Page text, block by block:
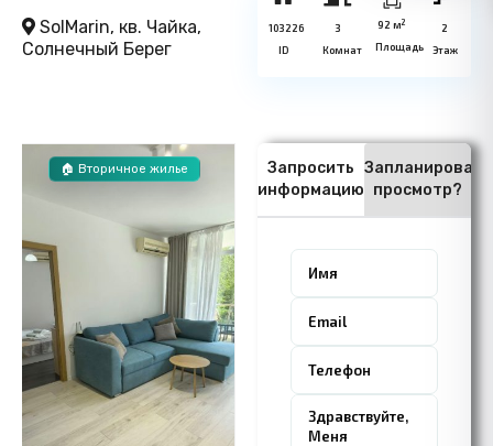
SolMarin, кв. Чайка,
Солнечный Берег
103226
ID
3
Комнат
92 м2
Площадь
2
Этаж
🏠 Вторичное жилье
Запросить
информацию
Запланировать
просмотр?